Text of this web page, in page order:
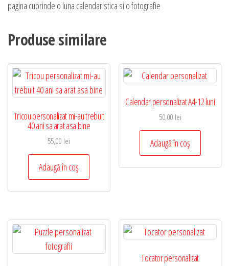
pagina cuprinde o luna calendaristica si o fotografie
Produse similare
Tricou personalizat mi-au trebuit
40 ani sa arat asa bine
55,00 lei
Adaugă în coș
Calendar personalizat A4-12 luni
50,00 lei
Adaugă în coș
Tocator personalizat